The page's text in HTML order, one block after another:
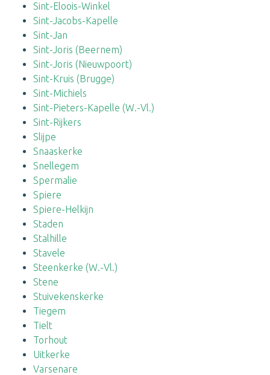
Sint-Eloois-Winkel
Sint-Jacobs-Kapelle
Sint-Jan
Sint-Joris (Beernem)
Sint-Joris (Nieuwpoort)
Sint-Kruis (Brugge)
Sint-Michiels
Sint-Pieters-Kapelle (W.-Vl.)
Sint-Rijkers
Slijpe
Snaaskerke
Snellegem
Spermalie
Spiere
Spiere-Helkijn
Staden
Stalhille
Stavele
Steenkerke (W.-Vl.)
Stene
Stuivekenskerke
Tiegem
Tielt
Torhout
Uitkerke
Varsenare